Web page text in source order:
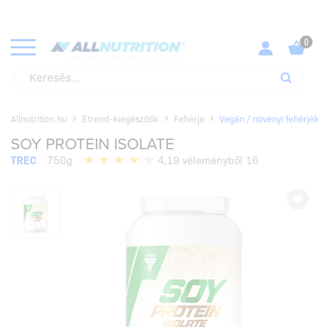
Allnutrition.hu Étrend-kiegészítők Fehérje Vegán / növényi fehérjék
SOY PROTEIN ISOLATE
TREC 750g 4,19 véleményből 16